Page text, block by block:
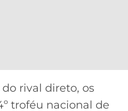
rival direto, os
troféu nacional de